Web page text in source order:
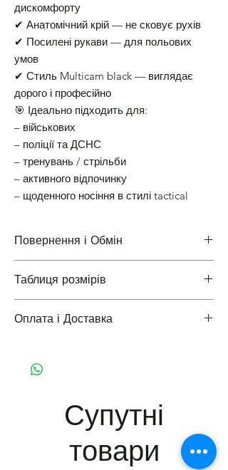
дискомфорту
✔ Анатомічний крій — не сковує рухів
✔ Посилені рукави — для польових
умов
✔ Стиль Multicam black — виглядає
дорого і професійно
🎯 Ідеально підходить для:
– військових
– поліції та ДСНС
– тренувань / стрільби
– активного відпочинку
– щоденного носіння в стилі tactical
Повернення і Обмін
Повернення і Обмін
Таблиця розмірів
Таблиці розмірів одягу
Оплата і Доставка
Варіанти оплати і доставки
Супутні
товари